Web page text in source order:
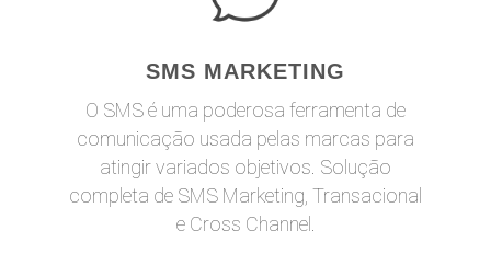
SMS MARKETING
O SMS é uma poderosa ferramenta de
comunicação usada pelas marcas para
atingir variados objetivos. Solução
completa de SMS Marketing, Transacional
e Cross Channel.